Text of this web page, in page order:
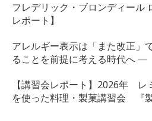
フレデリック・ブロンディール
レポート】
アレルギー表示は「また改正」
ることを前提に考える時代へ ―
【講習会レポート】2026年 レ
を使った料理・製菓講習会 『